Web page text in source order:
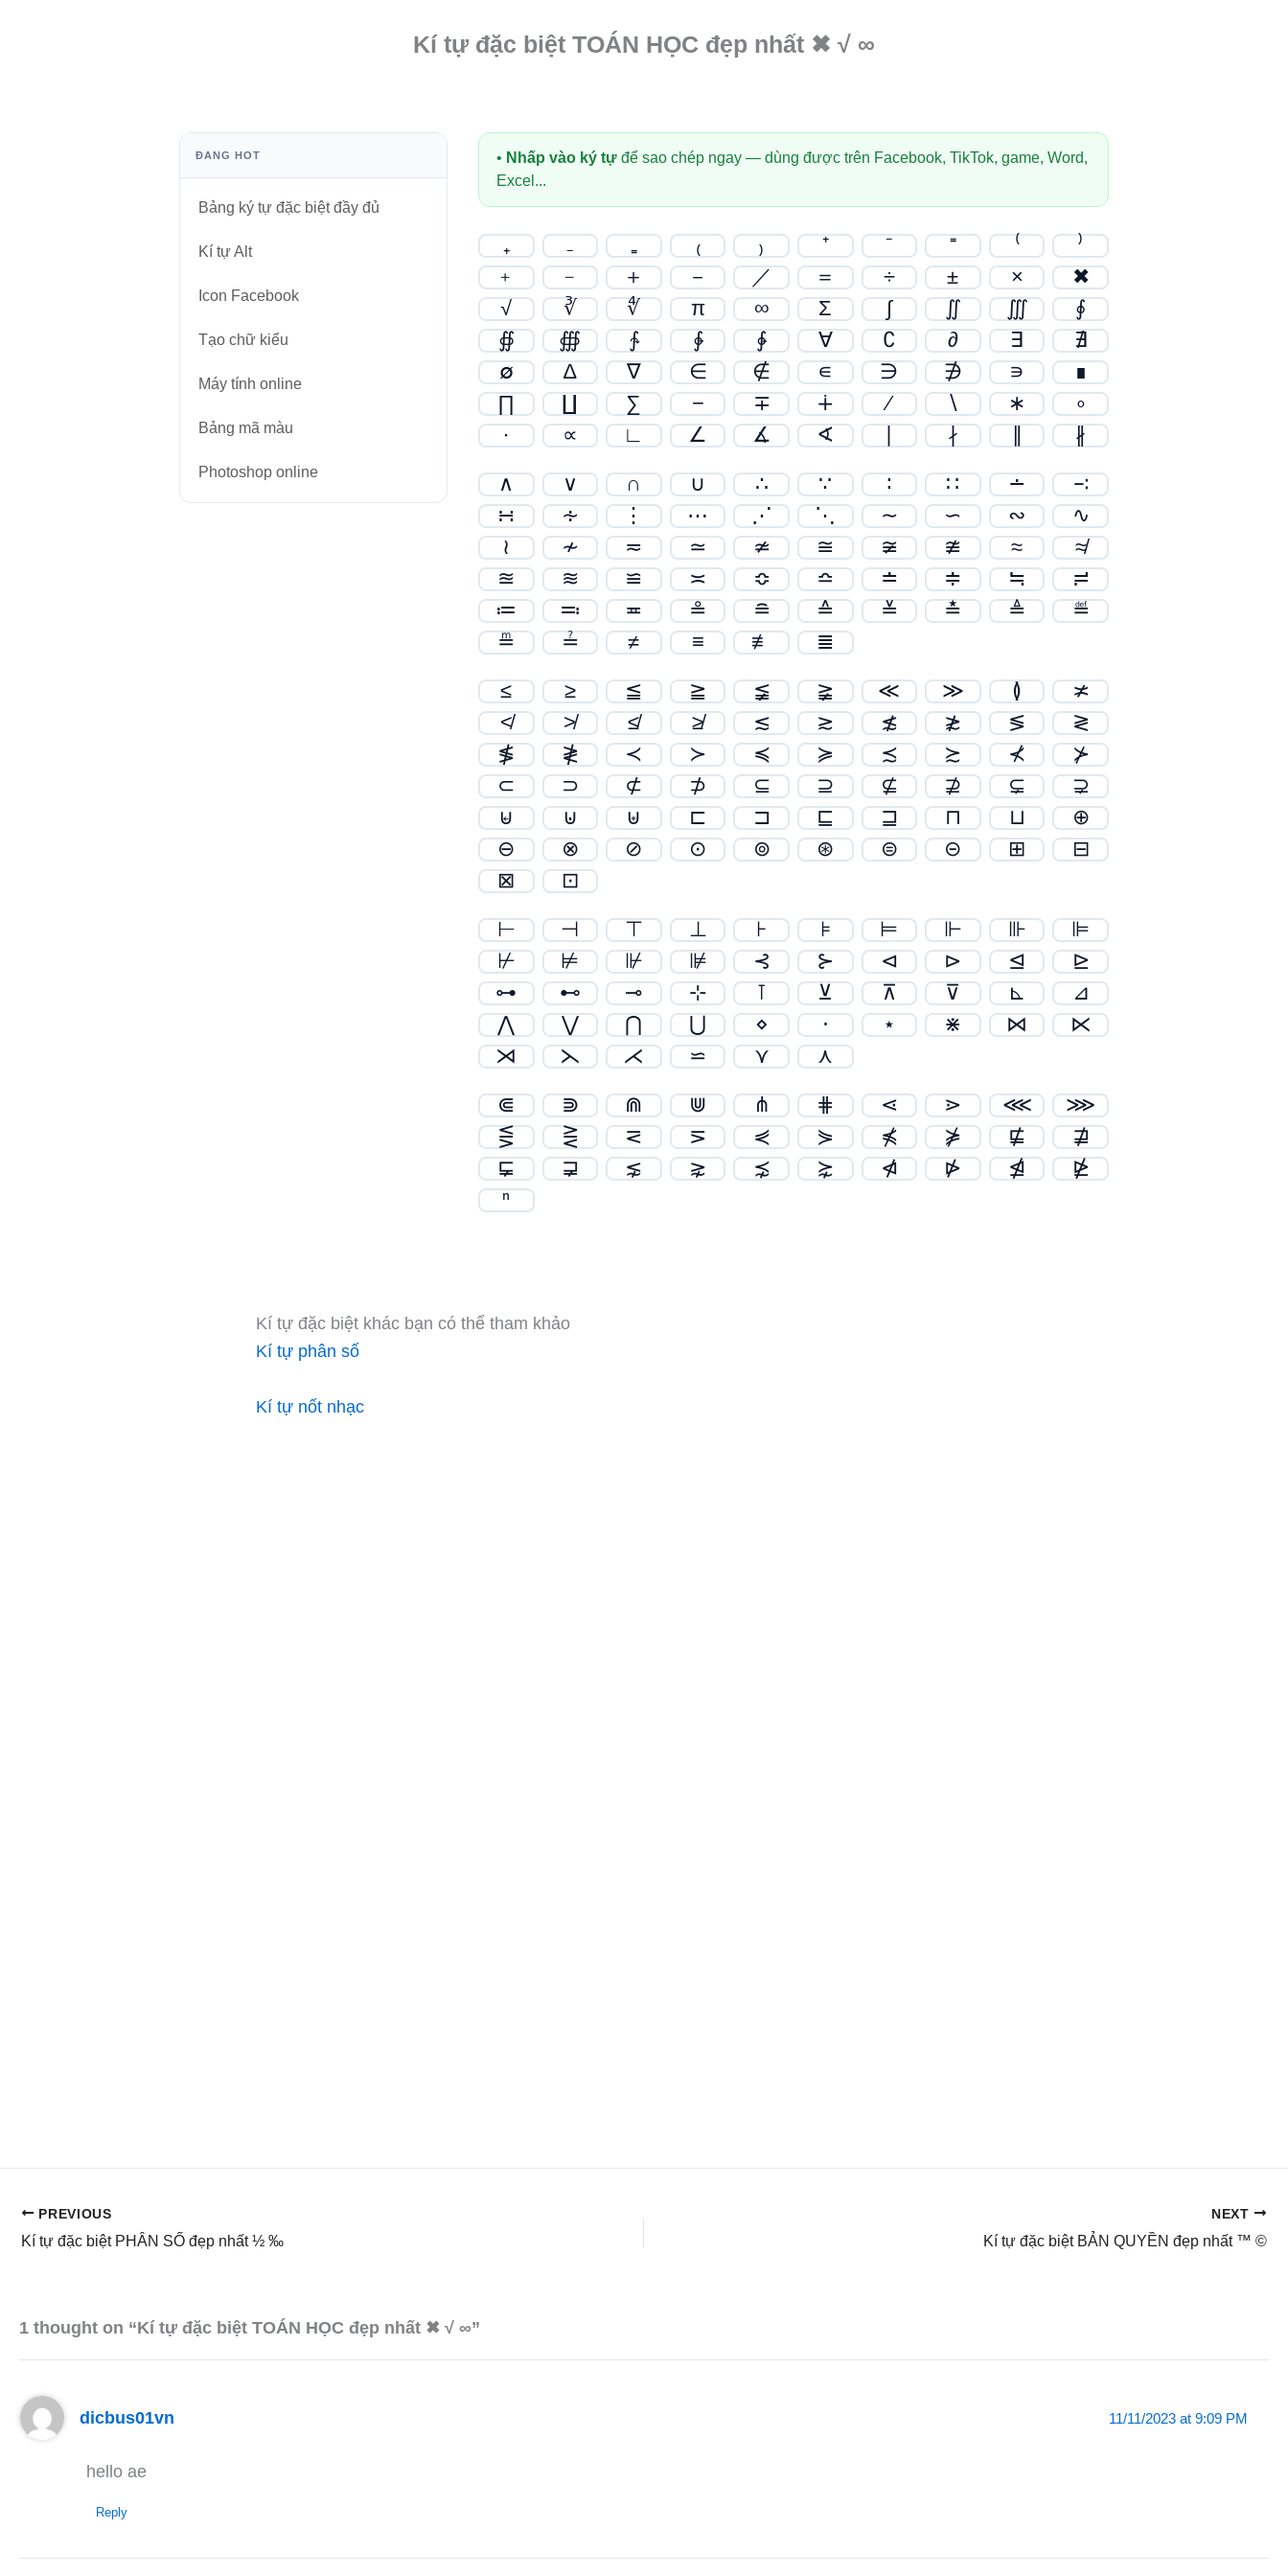
Kí tự đặc biệt TOÁN HỌC đẹp nhất ✖ √ ∞
ĐANG HOT
Bảng ký tự đặc biệt đầy đủ
Kí tự Alt
Icon Facebook
Tạo chữ kiểu
Máy tính online
Bảng mã màu
Photoshop online
• Nhấp vào ký tự để sao chép ngay — dùng được trên Facebook, TikTok, game, Word,
Excel...
₊ ₋ ₌ ₍ ₎ ⁺ ⁻ ⁼ ⁽
⁾
﹢
﹣ ＋ － ／ ＝ ÷ ± ×
✖
√
∛ ∜ π ∞ Σ ∫ ∬ ∭
∮
∯
∰ ∱ ∲ ∳ ∀ ∁ ∂ ∃
∄
∅
∆ ∇ ∈ ∉ ∊ ∋ ∌ ∍
∎
∏
∑ − ∓ ∔ ∕ ∖ ∗
∘
∙
∝ ∟ ∠ ∡ ∢ ∤ ∦
∧ ∨ ∩ ∪ ∴ ∵ ∶ ∷ ∸
∹
∺
∻ ⋮ ⋯ ⋰ ⋱ ∼ ∽ ∾
∿
≀
≁ ≂ ≃ ≄ ≅ ≆ ≇ ≈
≉
≊
≋ ≌ ≍ ≎ ≏ ≐ ≑ ≒
≓
≔
≕ ≖ ≗ ≘ ≙ ≚ ≛ ≜
≝
≞
≟ ≠ ≡ ≢ ≣
≤ ≥ ≦ ≧ ≨ ≩ ≪ ≫ ≬
≭
≮
≯ ≰ ≱ ≲ ≳ ≴ ≵ ≶
≷
≸
≹ ≺ ≻ ≼ ≽ ≾ ≿ ⊀
⊁
⊂
⊃ ⊄ ⊅ ⊆ ⊇ ⊈ ⊉ ⊊
⊋
⊌
⊍ ⊎ ⊏ ⊐ ⊑ ⊒ ⊓ ⊔
⊕
⊖
⊗ ⊘ ⊙ ⊚ ⊛ ⊜ ⊝ ⊞
⊟
⊠
⊡
⊢ ⊣ ⊤ ⊥ ⊦ ⊧ ⊨ ⊩ ⊪
⊫
⊬
⊭ ⊮ ⊯ ⊰ ⊱ ⊲ ⊳ ⊴
⊵
⊶
⊷ ⊸ ⊹ ⊺ ⊻ ⊼ ⊽ ⊾
⊿
⋀
⋁ ⋂ ⋃ ⋄ ⋅ ⋆ ⋇ ⋈
⋉
⋊
⋋ ⋌ ⋍ ⋎ ⋏
⋐ ⋑ ⋒ ⋓ ⋔ ⋕ ⋖ ⋗ ⋘
⋙
⋚
⋛ ⋜ ⋝ ⋞ ⋟ ⋠ ⋡ ⋢
⋣
⋤
⋥ ⋦ ⋧ ⋨ ⋩ ⋪ ⋫ ⋬
⋭
ⁿ
Kí tự đặc biệt khác bạn có thể tham khảo
Kí tự phân số
Kí tự nốt nhạc
PREVIOUS
Kí tự đặc biệt PHÂN SỐ đẹp nhất ½ ‰
NEXT
Kí tự đặc biệt BẢN QUYỀN đẹp nhất ™ ©
1 thought on “Kí tự đặc biệt TOÁN HỌC đẹp nhất ✖ √ ∞”
dicbus01vn 11/11/2023 at 9:09 PM
hello ae
Reply